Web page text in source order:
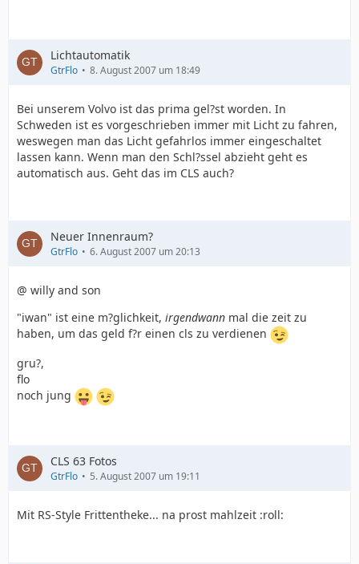
Lichtautomatik
GtrFlo 8. August 2007 um 18:49
Bei unserem Volvo ist das prima gel?st worden. In
Schweden ist es vorgeschrieben immer mit Licht zu fahren,
weswegen man das Licht gefahrlos immer eingeschaltet
lassen kann. Wenn man den Schl?ssel abzieht geht es
automatisch aus. Geht das im CLS auch?
Neuer Innenraum?
GtrFlo 6. August 2007 um 20:13
@ willy and son
"iwan" ist eine m?glichkeit, irgendwann mal die zeit zu
haben, um das geld f?r einen cls zu verdienen
gru?,
flo
noch jung
CLS 63 Fotos
GtrFlo 5. August 2007 um 19:11
Mit RS-Style Frittentheke... na prost mahlzeit :roll: